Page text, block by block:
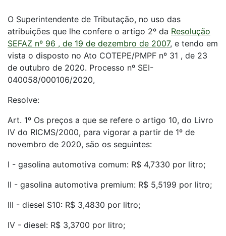
O Superintendente de Tributação, no uso das
atribuições que lhe confere o artigo 2º da Resolução
SEFAZ nº 96 , de 19 de dezembro de 2007, e tendo em
vista o disposto no Ato COTEPE/PMPF nº 31 , de 23
de outubro de 2020. Processo nº SEI-
040058/000106/2020,
Resolve:
Art. 1º Os preços a que se refere o artigo 10, do Livro
IV do RICMS/2000, para vigorar a partir de 1º de
novembro de 2020, são os seguintes:
I - gasolina automotiva comum: R$ 4,7330 por litro;
II - gasolina automotiva premium: R$ 5,5199 por litro;
III - diesel S10: R$ 3,4830 por litro;
IV - diesel: R$ 3,3700 por litro;